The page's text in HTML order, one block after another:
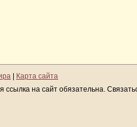
Карта сайта
ссылка на сайт обязательна.